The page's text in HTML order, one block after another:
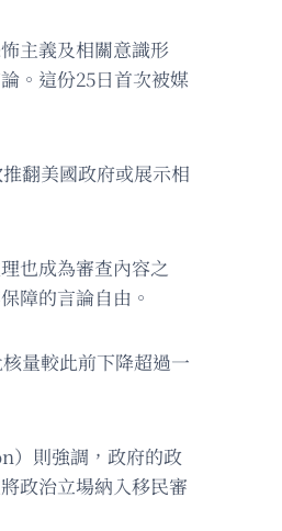
主義及相關意識形
。這份25日首次被媒
翻美國政府或展示相
也成為審查內容之
障的言論自由。
量較此前下降超過一
）則強調，政府的政
政治立場納入移民審